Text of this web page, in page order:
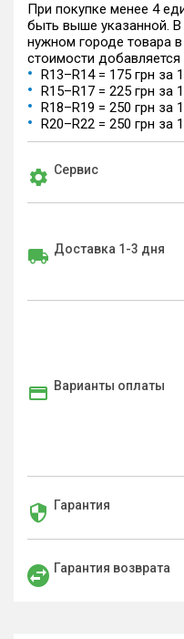
При покупке менее 4
быть выше указанной. В
нужном городе товара
стоимости
R13–R14 = 175 грн за
R15–R17 = 225 грн за
R18–R19 = 250 грн за
R20–R22 = 250 грн за
Сервис
Доставка 1-3 дня
Варианты оплаты
Гарантия
Гарантия возврата